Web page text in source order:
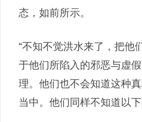
态，如前所示。
“不知不觉洪水来了，把他
于他们所陷入的邪恶与虚
理。他们也不会知道这种
当中。他们同样不知道以